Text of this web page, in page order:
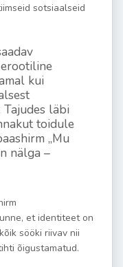
sotsiaalseid
kui
Tajudes läbi
toidule
„Mu
nälga –
et identiteet on
sööki riivav nii
õigustamatud.